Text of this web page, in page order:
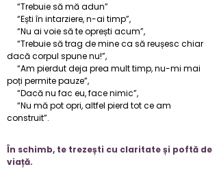
“Trebuie să mă adun”
“Ești în intarziere, n-ai timp”,
“Nu ai voie să te oprești acum”,
“Trebuie să trag de mine ca să reușesc chiar
dacă corpul spune nu!”,
“Am pierdut deja prea mult timp, nu-mi mai
poți permite pauze”,
“Dacă nu fac eu, face nimic”,
“Nu mă pot opri, altfel pierd tot ce am
construit”.​​​
​​​În schimb, te trezești cu claritate și poftă de
viață.​